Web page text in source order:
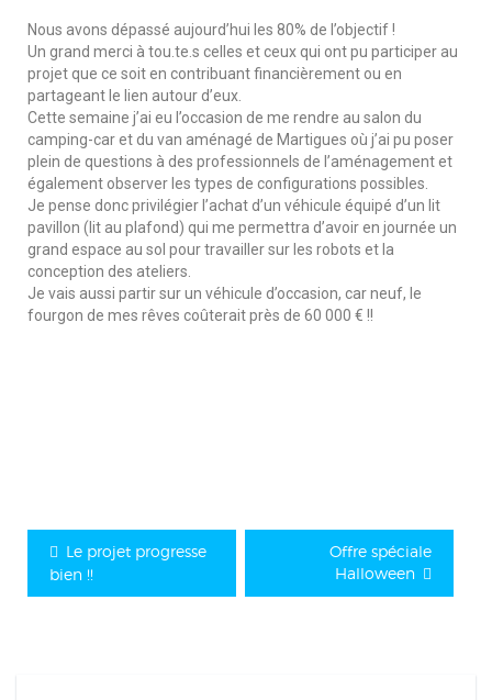
Nous avons dépassé aujourd’hui les 80% de l’objectif !
Un grand merci à tou.te.s celles et ceux qui ont pu participer au
projet que ce soit en contribuant financièrement ou en
partageant le lien autour d’eux.
Cette semaine j’ai eu l’occasion de me rendre au salon du
camping-car et du van aménagé de Martigues où j’ai pu poser
plein de questions à des professionnels de l’aménagement et
également observer les types de configurations possibles.
Je pense donc privilégier l’achat d’un véhicule équipé d’un lit
pavillon (lit au plafond) qui me permettra d’avoir en journée un
grand espace au sol pour travailler sur les robots et la
conception des ateliers.
Je vais aussi partir sur un véhicule d’occasion, car neuf, le
fourgon de mes rêves coûterait près de 60 000 € !!
Le projet progresse
bien !!
Offre spéciale
Halloween